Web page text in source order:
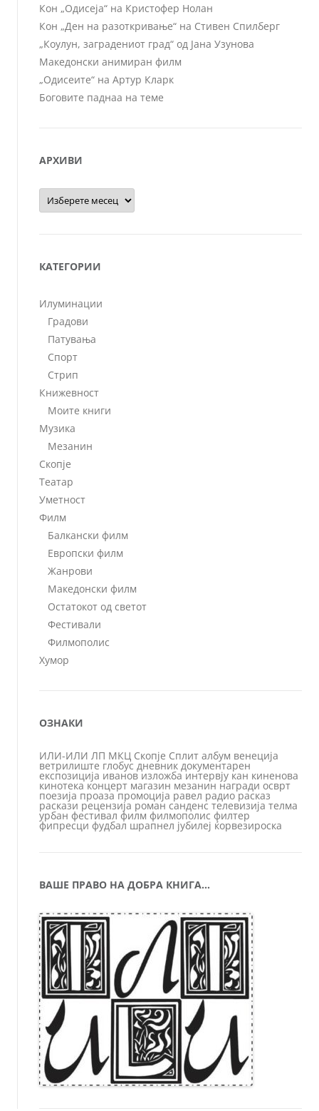
Кон „Одисеја“ на Кристофер Нолан
Кон „Ден на разоткривање“ на Стивен Спилберг
„Коулун, заградениот град“ од Јана Узунова
Македонски анимиран филм
„Одисеите“ на Артур Кларк
Боговите паднаа на теме
АРХИВИ
Архиви
КАТЕГОРИИ
Илуминации
Градови
Патувања
Спорт
Стрип
Книжевност
Моите книги
Музика
Мезанин
Скопје
Театар
Уметност
Филм
Балкански филм
Европски филм
Жанрови
Македонски филм
Остатокот од светот
Фестивали
Филмополис
Хумор
ОЗНАКИ
ИЛИ-ИЛИ ЛП МКЦ Скопје Сплит албум венеција
ветрилиште глобус дневник документарен
експозиција иванов изложба интервју кан киненова
кинотека концерт магазин мезанин награди осврт
поезија проаза промоција равел радио расказ
раскази рецензија роман санденс телевизија телма
урбан фестивал филм филмополис филтер
фипресци фудбал шрапнел јубилеј ќорвезироска
ВАШЕ ПРАВО НА ДОБРА КНИГА…